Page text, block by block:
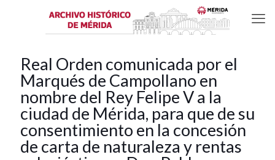
Real Orden comunicada por el
Marqués de Campollano en
nombre del Rey Felipe V a la
ciudad de Mérida, para que de su
consentimiento en la concesión
de carta de naturaleza y rentas